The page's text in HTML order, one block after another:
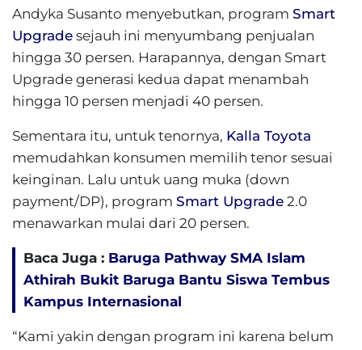
Andyka Susanto menyebutkan, program Smart
Upgrade sejauh ini menyumbang penjualan
hingga 30 persen. Harapannya, dengan Smart
Upgrade generasi kedua dapat menambah
hingga 10 persen menjadi 40 persen.
Sementara itu, untuk tenornya, Kalla Toyota
memudahkan konsumen memilih tenor sesuai
keinginan. Lalu untuk uang muka (down
payment/DP), program Smart Upgrade 2.0
menawarkan mulai dari 20 persen.
Baca Juga : Baruga Pathway SMA Islam
Athirah Bukit Baruga Bantu Siswa Tembus
Kampus Internasional
“Kami yakin dengan program ini karena belum